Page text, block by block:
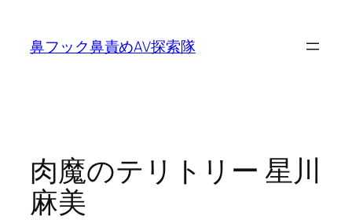
鼻フック鼻責めAV探索隊
肉魔のテリトリー 星川
麻美